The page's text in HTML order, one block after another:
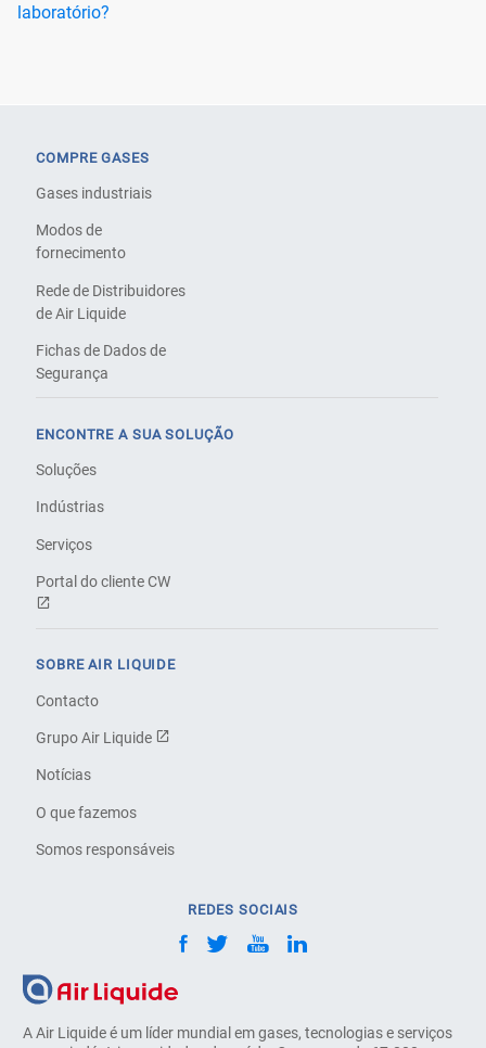
laboratório?
A Air Liquide é um líder mundial em gases, tecnologias e serviços
COMPRE GASES
Gases industriais
Modos de
fornecimento
Rede de Distribuidores
de Air Liquide
Fichas de Dados de
Segurança
ENCONTRE A SUA SOLUÇÃO
Soluções
Indústrias
Serviços
Portal do cliente CW
SOBRE AIR LIQUIDE
Contacto
Grupo Air Liquide
Notícias
O que fazemos
Somos responsáveis
REDES SOCIAIS